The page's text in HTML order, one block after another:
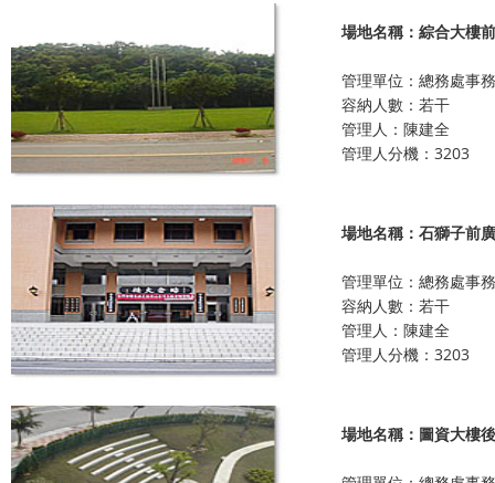
場地名稱：綜合大樓
管理單位：總務處事
容納人數：若干
管理人：陳建全
管理人分機：3203
場地名稱：石獅子前
管理單位：總務處事
容納人數：若干
管理人：陳建全
管理人分機：3203
場地名稱：圖資大樓